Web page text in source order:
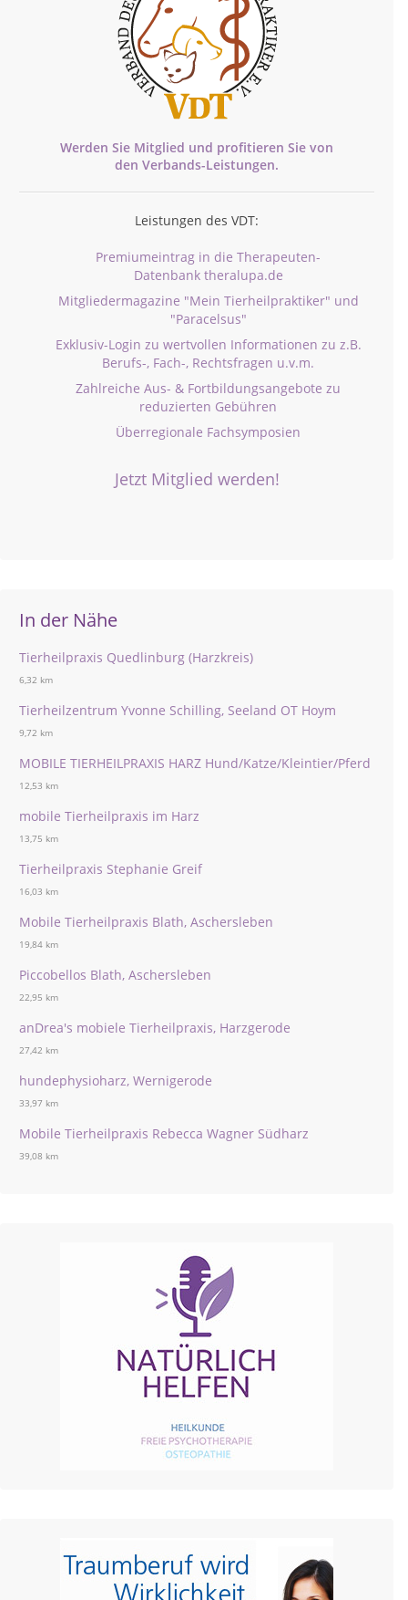
Werden Sie Mitglied und profitieren Sie von
den Verbands-Leistungen.
Leistungen des VDT:
Premiumeintrag in die Therapeuten-
Datenbank theralupa.de
Mitgliedermagazine "Mein Tierheilpraktiker" und
"Paracelsus"
Exklusiv-Login zu wertvollen Informationen zu z.B.
Berufs-, Fach-, Rechtsfragen u.v.m.
Zahlreiche Aus- & Fortbildungsangebote zu
reduzierten Gebühren
Überregionale Fachsymposien
Jetzt Mitglied werden!
In der Nähe
Tierheilpraxis Quedlinburg (Harzkreis)
6,32 km
Tierheilzentrum Yvonne Schilling, Seeland OT Hoym
9,72 km
MOBILE TIERHEILPRAXIS HARZ Hund/Katze/Kleintier/Pferd
12,53 km
mobile Tierheilpraxis im Harz
13,75 km
Tierheilpraxis Stephanie Greif
16,03 km
Mobile Tierheilpraxis Blath, Aschersleben
19,84 km
Piccobellos Blath, Aschersleben
22,95 km
anDrea's mobiele Tierheilpraxis, Harzgerode
27,42 km
hundephysioharz, Wernigerode
33,97 km
Mobile Tierheilpraxis Rebecca Wagner Südharz
39,08 km